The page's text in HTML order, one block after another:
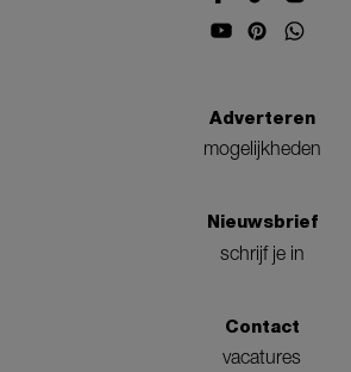
Adverteren
mogelijkheden
Nieuwsbrief
schrijf je in
Contact
vacatures